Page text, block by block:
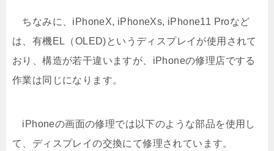
ちなみに、iPhoneX, iPhoneXs, iPhone11 Proなど
は、有機EL（OLED)というディスプレイが使用されて
おり、構造が若干違いますが、iPhoneの修理店でする
作業は同じになります。
iPhoneの画面の修理では以下のような部品を使用し
て、ディスプレイの交換にて修理されています。